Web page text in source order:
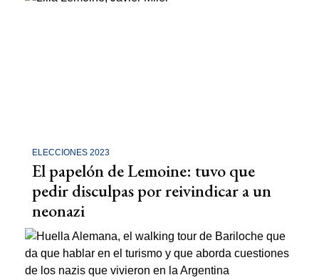
ELECCIONES 2023
El papelón de Lemoine: tuvo que
pedir disculpas por reivindicar a un
neonazi